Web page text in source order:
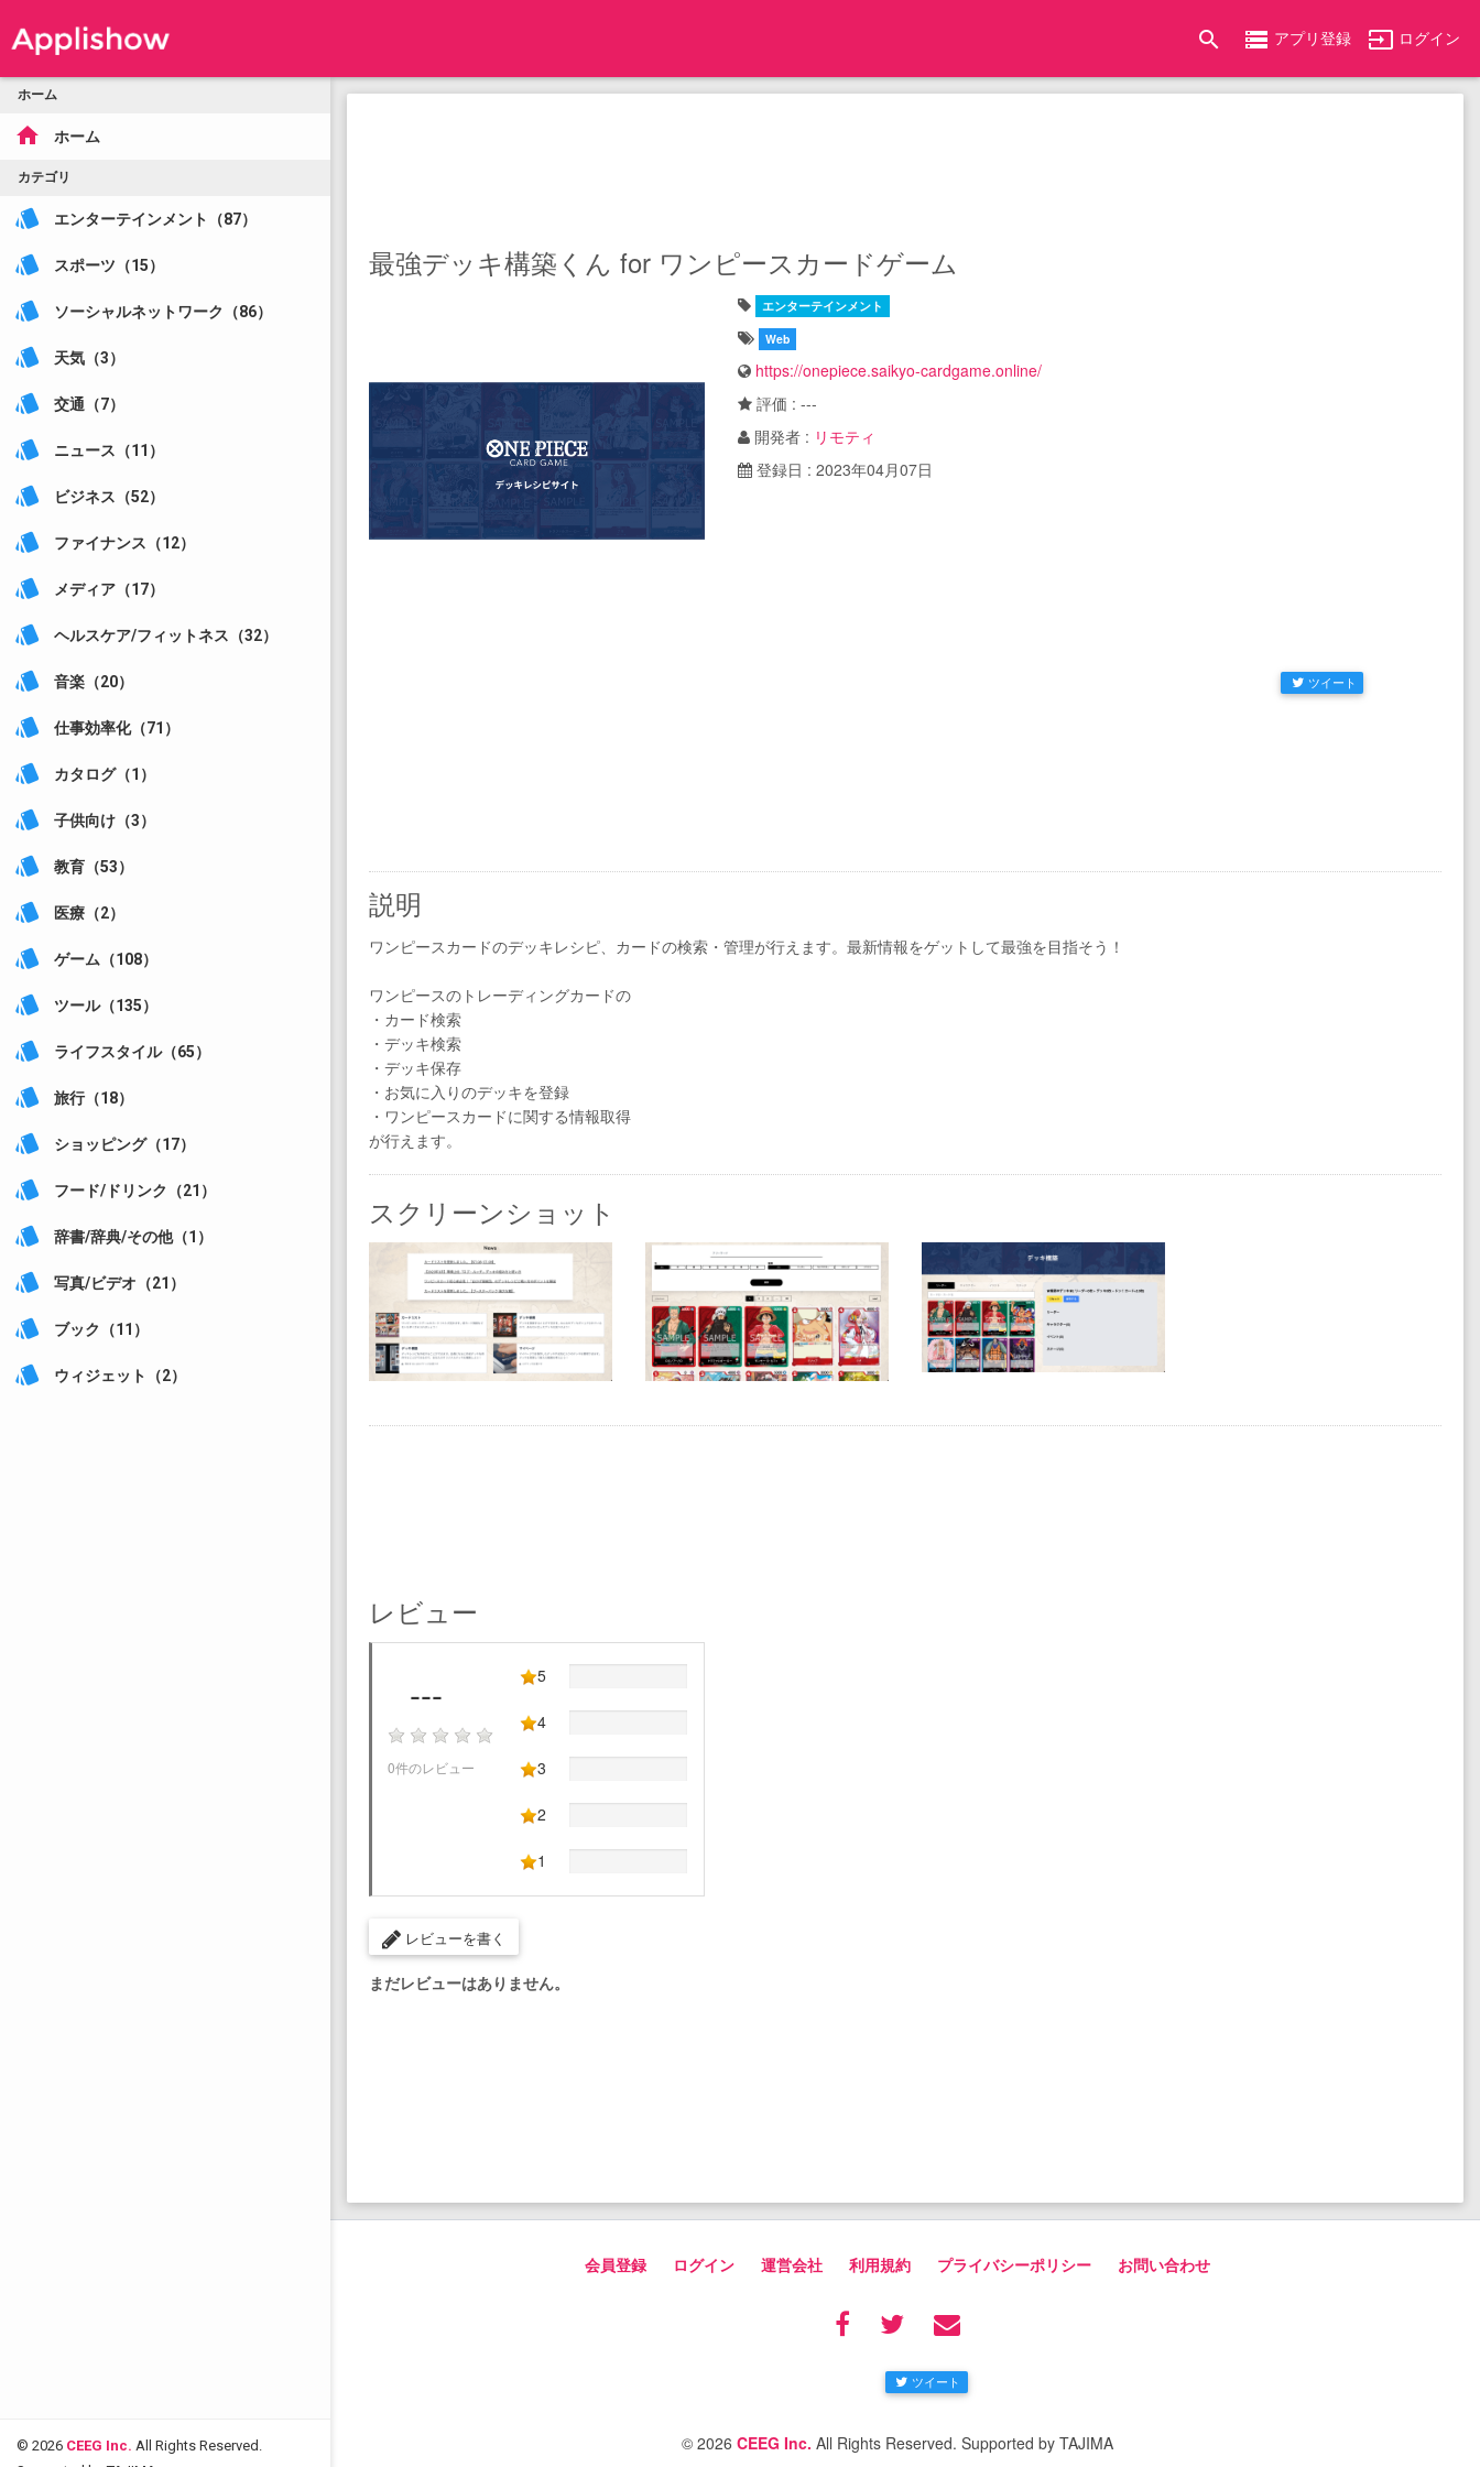
search storage アプリ登録 input ログイン
ホーム
home ホーム
カテゴリ
style エンターテインメント（87）
style スポーツ（15）
style ソーシャルネットワーク（86）
style 天気（3）
style 交通（7）
style ニュース（11）
style ビジネス（52）
style ファイナンス（12）
style メディア（17）
style ヘルスケア/フィットネス（32）
style 音楽（20）
style 仕事効率化（71）
style カタログ（1）
style 子供向け（3）
style 教育（53）
style 医療（2）
style ゲーム（108）
style ツール（135）
style ライフスタイル（65）
style 旅行（18）
style ショッピング（17）
style フード/ドリンク（21）
style 辞書/辞典/その他（1）
style 写真/ビデオ（21）
style ブック（11）
style ウィジェット（2）
© 2026 CEEG Inc. All Rights Reserved.
最強デッキ構築くん for ワンピースカードゲーム
エンターテインメント
Web
https://onepiece.saikyo-cardgame.online/
評価 : ---
開発者 : リモティ
登録日 : 2023年04月07日
ツイート
説明
ワンピースカードのデッキレシピ、カードの検索・管理が行えます。最新情報をゲットして最強を目指そう！
ワンピースのトレーディングカードの
・カード検索
・デッキ検索
・デッキ保存
・お気に入りのデッキを登録
・ワンピースカードに関する情報取得
が行えます。
スクリーンショット
レビュー
---
0件のレビュー
5
4
3
2
1
レビューを書く
まだレビューはありません。
会員登録 ログイン 運営会社 利用規約 プライバシーポリシー お問い合わせ
ツイート
© 2026 CEEG Inc. All Rights Reserved. Supported by TAJIMA